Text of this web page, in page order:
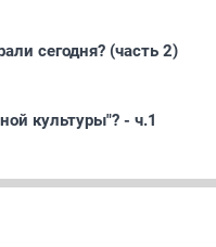
сегодня? (часть 2)
культуры"? - ч.1